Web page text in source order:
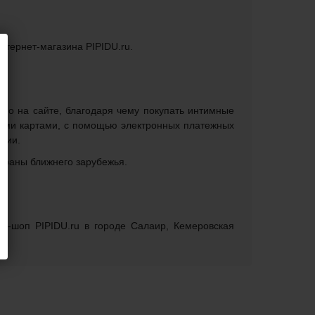
магазина PIPIDU.ru.
на сайте, благодаря чему покупать интимные
картами, с помощью электронных платежных
ближнего зарубежья.
шоп PIPIDU.ru в городе Салаир, Кемеровская